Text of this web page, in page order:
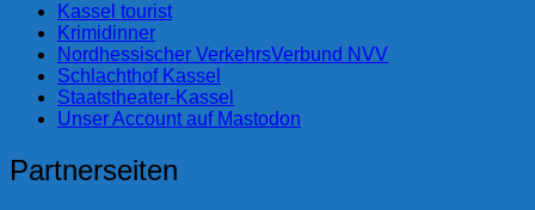
Kassel tourist
Krimidinner
Nordhessischer VerkehrsVerbund NVV
Schlachthof Kassel
Staatstheater-Kassel
Unser Account auf Mastodon
Partnerseiten